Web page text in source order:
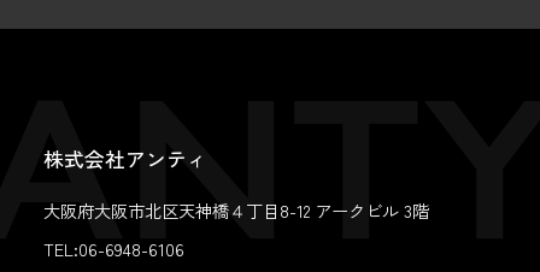
株式会社アンティ
大阪府大阪市北区天神橋４丁目8-12 アークビル 3階
TEL:06-6948-6106